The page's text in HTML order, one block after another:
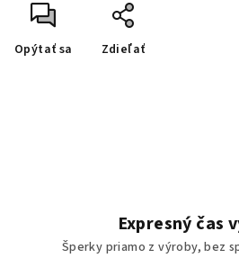
Opýtať sa Zdieľať
Expresný čas
Šperky priamo z výroby, bez